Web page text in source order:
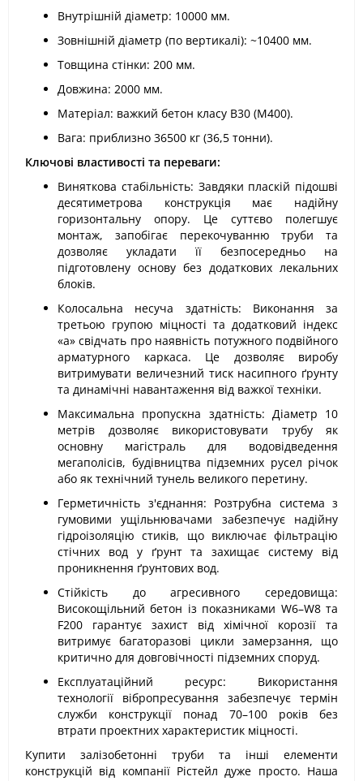
Внутрішній діаметр: 10000 мм.
Зовнішній діаметр (по вертикалі): ~10400 мм.
Товщина стінки: 200 мм.
Довжина: 2000 мм.
Матеріал: важкий бетон класу В30 (М400).
Вага: приблизно 36500 кг (36,5 тонни).
Ключові властивості та переваги:
Виняткова стабільність: Завдяки пласкій підошві
десятиметрова конструкція має надійну
горизонтальну опору. Це суттєво полегшує
монтаж, запобігає перекочуванню труби та
дозволяє укладати її безпосередньо на
підготовлену основу без додаткових лекальних
блоків.
Колосальна несуча здатність: Виконання за
третьою групою міцності та додатковий індекс
«а» свідчать про наявність потужного подвійного
арматурного каркаса. Це дозволяє виробу
витримувати величезний тиск насипного ґрунту
та динамічні навантаження від важкої техніки.
Максимальна пропускна здатність: Діаметр 10
метрів дозволяє використовувати трубу як
основну магістраль для водовідведення
мегаполісів, будівництва підземних русел річок
або як технічний тунель великого перетину.
Герметичність з'єднання: Розтрубна система з
гумовими ущільнювачами забезпечує надійну
гідроізоляцію стиків, що виключає фільтрацію
стічних вод у ґрунт та захищає систему від
проникнення ґрунтових вод.
Стійкість до агресивного середовища:
Високощільний бетон із показниками W6–W8 та
F200 гарантує захист від хімічної корозії та
витримує багаторазові цикли замерзання, що
критично для довговічності підземних споруд.
Експлуатаційний ресурс: Використання
технології вібропресування забезпечує термін
служби конструкції понад 70–100 років без
втрати проектних характеристик міцності.
Купити залізобетонні труби та інші елементи
конструкцій від компанії Рістейл дуже просто. Наша